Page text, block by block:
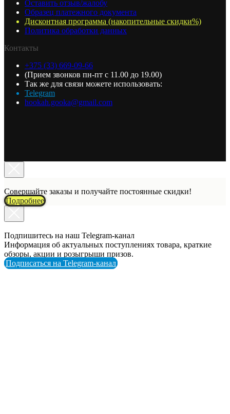
Оставить отзыв/жалобу
Образец платежного документа
Дисконтная программа (накопительные скидки%)
Политика обработки данных
Контакты
+375 (33) 669-09-66
(Прием звонков пн-пт с 11.00 до 19.00)
Так же для связи можете использовать:
Telegram
hookah.gooka@gmail.com
Совершайте заказы и получайте постоянные скидки!
Подробнее
Подпишитесь на наш Telegram-канал
Информация об актуальных поступлениях товара, краткие
обзоры, акции и розыгрыши призов.
Подписаться на Telegram-канал